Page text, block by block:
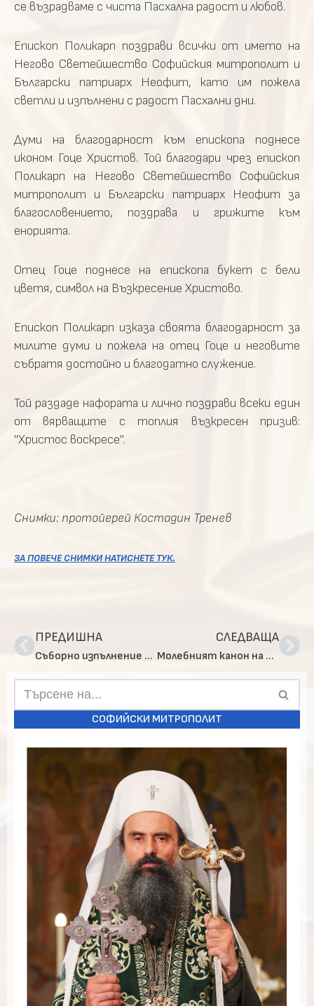
се възрадваме с чиста Пасхална радост и любов.
Епископ Поликарп поздрави всички от името на
Негово Светейшество Софийския митрополит и
Български патриарх Неофит, като им пожела
светли и изпълнени с радост Пасхални дни.
Думи на благодарност към епископа поднесе
иконом Гоце Христов. Той благодари чрез епископ
Поликарп на Негово Светейшество Софийския
митрополит и Български патриарх Неофит за
благословението, поздрава и грижите към
енорията.
Отец Гоце поднесе на епископа букет с бели
цветя, символ на Възкресение Христово.
Епископ Поликарп изказа своята благодарност за
милите думи и пожела на отец Гоце и неговите
събратя достойно и благодатно служение.
Той раздаде нафората и лично поздрави всеки един
от вярващите с топлия възкресен призив:
"Христос воскресе".
Снимки: протойерей Костадин Тренев
ЗА ПОВЕЧЕ СНИМКИ НАТИСНЕТЕ ТУК.
ПРЕДИШНА
Съборно изпълнение на Богородичния канон в храм „Св. Петър и Павел“
СЛЕДВАЩА
Молебният канон на Пресвета Богородица беше отслужен съборно и в Кюстендил
СОФИЙСКИ МИТРОПОЛИТ